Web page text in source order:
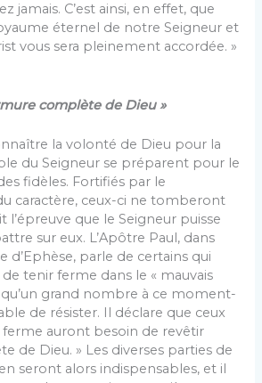
jamais. C’est ainsi, en effet, que
éternel de notre Seigneur et
vous sera pleinement accordée. »
complète de Dieu »
la volonté de Dieu pour la
du Seigneur se préparent pour le
fidèles. Fortifiés par le
caractère, ceux-ci ne tomberont
l’épreuve que le Seigneur puisse
sur eux. L’Apôtre Paul, dans
d’Ephèse, parle de certains qui
tenir ferme dans le « mauvais
grand nombre à ce moment-
de résister. Il déclare que ceux
auront besoin de revêtir
de Dieu. » Les diverses parties de
seront alors indispensables, et il